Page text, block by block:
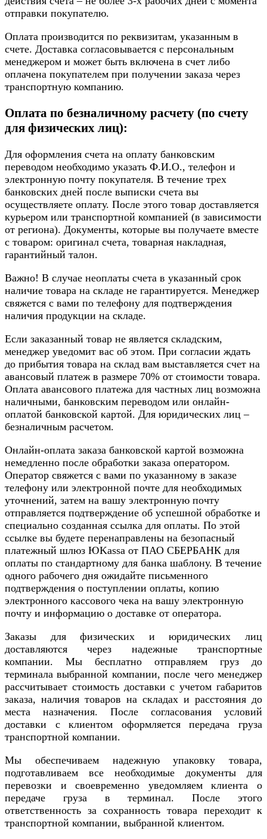
отправки покупателю.
Оплата производится по реквизитам, указанным в
счете. Доставка согласовывается с персональным
менеджером и может быть включена в счет либо
оплачена покупателем при получении заказа через
транспортную компанию.
Оплата по безналичному расчету (по счету
для физических лиц):
Для оформления счета на оплату банковским
переводом необходимо указать Ф.И.О., телефон и
электронную почту покупателя. В течение трех
банковских дней после выписки счета вы
осуществляете оплату. После этого товар доставляется
курьером или транспортной компанией (в зависимости
от региона). Документы, которые вы получаете вместе
с товаром: оригинал счета, товарная накладная,
гарантийный талон.
Важно! В случае неоплаты счета в указанный срок
наличие товара на складе не гарантируется. Менеджер
свяжется с вами по телефону для подтверждения
наличия продукции на складе.
Если заказанный товар не является складским,
менеджер уведомит вас об этом. При согласии ждать
до прибытия товара на склад вам выставляется счет на
авансовый платеж в размере 70% от стоимости товара.
Оплата авансового платежа для частных лиц возможна
наличными, банковским переводом или онлайн-
оплатой банковской картой. Для юридических лиц –
безналичным расчетом.
Онлайн-оплата заказа банковской картой возможна
немедленно после обработки заказа оператором.
Оператор свяжется с вами по указанному в заказе
телефону или электронной почте для необходимых
уточнений, затем на вашу электронную почту
отправляется подтверждение об успешной обработке и
специально созданная ссылка для оплаты. По этой
ссылке вы будете перенаправлены на безопасный
платежный шлюз ЮKassa от ПАО СБЕРБАНК для
оплаты по стандартному для банка шаблону. В течение
одного рабочего дня ожидайте письменного
подтверждения о поступлении оплаты, копию
электронного кассового чека на вашу электронную
почту и информацию о доставке от оператора.
Заказы для физических и юридических лиц
доставляются через надежные транспортные
компании. Мы бесплатно отправляем груз до
терминала выбранной компании, после чего менеджер
рассчитывает стоимость доставки с учетом габаритов
заказа, наличия товаров на складах и расстояния до
места назначения. После согласования условий
доставки с клиентом оформляется передача груза
транспортной компании.
Мы обеспечиваем надежную упаковку товара,
подготавливаем все необходимые документы для
перевозки и своевременно уведомляем клиента о
передаче груза в терминал. После этого
ответственность за сохранность товара переходит к
транспортной компании, выбранной клиентом.